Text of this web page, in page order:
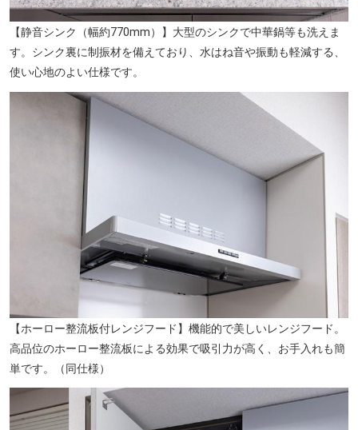
【静音シンク（幅約770mm）】大型のシンクで中華鍋等も洗えま
す。シンク裏に制振材を備えており、水はね音や振動も軽減する、
使い心地のよい仕様です。
【ホーロー整流板付レンジフード】機能的で美しいレンジフード。
高品位のホーロー整流板による効果で吸引力が高く、お手入れも簡
単です。（同仕様）